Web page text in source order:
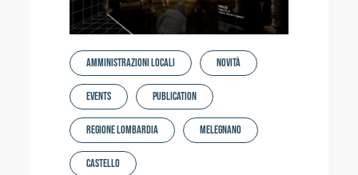
Amministrazioni locali Novità
Events Publication
regione lombardia MELEGNANO
CASTELLO